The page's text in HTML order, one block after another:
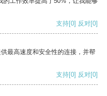
支持[0] 反对[0]
最高速度和安全性的连接，并帮
支持[0] 反对[0]